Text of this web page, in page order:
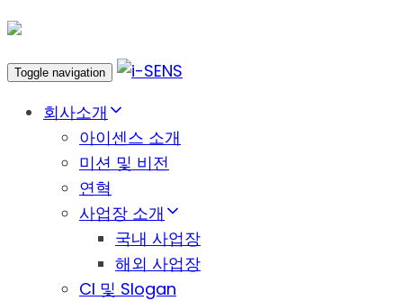
Toggle navigation
회사소개
아이센스 소개
미션 및 비전
연혁
사업장 소개
국내 사업장
해외 사업장
CI 및 Slogan